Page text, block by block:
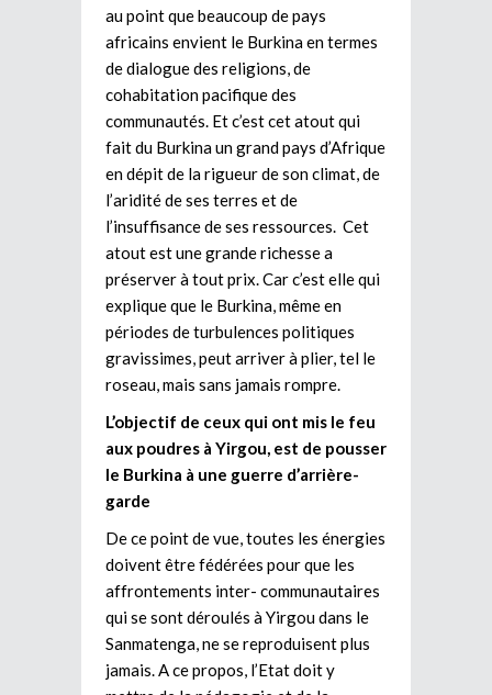
au point que beaucoup de pays
africains envient le Burkina en termes
de dialogue des religions, de
cohabitation pacifique des
communautés. Et c’est cet atout qui
fait du Burkina un grand pays d’Afrique
en dépit de la rigueur de son climat, de
l’aridité de ses terres et de
l’insuffisance de ses ressources. Cet
atout est une grande richesse a
préserver à tout prix. Car c’est elle qui
explique que le Burkina, même en
périodes de turbulences politiques
gravissimes, peut arriver à plier, tel le
roseau, mais sans jamais rompre.
L’objectif de ceux qui ont mis le feu
aux poudres à Yirgou, est de pousser
le Burkina à une guerre d’arrière-
garde
De ce point de vue, toutes les énergies
doivent être fédérées pour que les
affrontements inter- communautaires
qui se sont déroulés à Yirgou dans le
Sanmatenga, ne se reproduisent plus
jamais. A ce propos, l’Etat doit y